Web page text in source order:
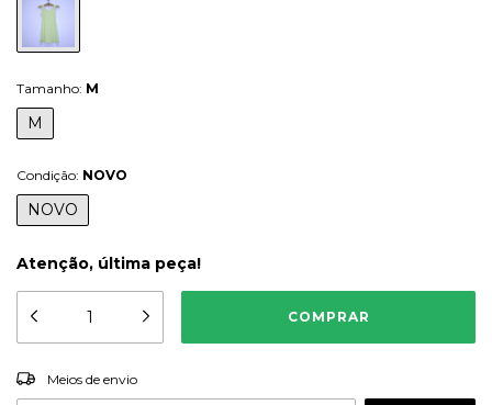
Tamanho: M
M
Condição: NOVO
NOVO
Atenção, última peça!
Entregas para o CEP:
Meios de envio